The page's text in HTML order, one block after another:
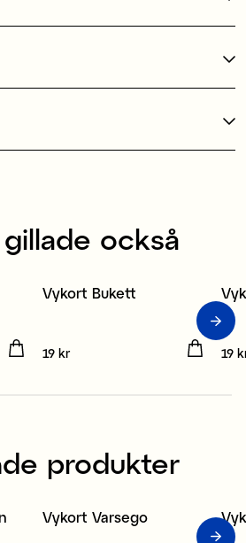
också
3 för 2
Vykort Bukett
Pris:
19 kr Pris
19
produkter
3 för 2
Vykort Varsego